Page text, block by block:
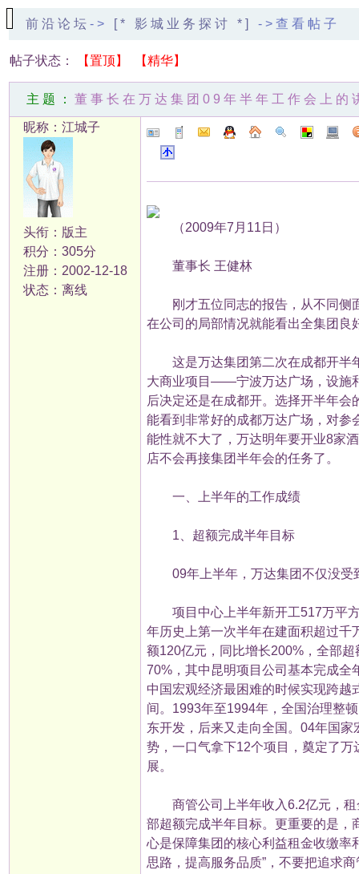
前沿论坛 -> [* 影城业务探讨 *] ->查看帖子
帖子状态： 【置顶】 【精华】
主题： 董事长在万达集团09年半年工作会上的
昵称：江城子
头衔：版主
积分：305分
注册：2002-12-18
状态：离线
（2009年7月11日）
董事长 王健林
刚才五位同志的报告，从不同侧面
在公司的局部情况就能看出全集团良
这是万达集团第二次在成都开半年
大商业项目——宁波万达广场，设施
后决定还是在成都开。选择开半年
能看到非常好的成都万达广场，对参
能性就不大了，万达明年要开业8家
店不会再接集团半年会的任务了。
一、上半年的工作成绩
1、超额完成半年目标
09年上半年，万达集团不仅没受
项目中心上半年新开工517万平方
年历史上第一次半年在建面积超过千
额120亿元，同比增长200%，全部
70%，其中昆明项目公司基本完成全
中国宏观经济最困难的时候实现跨
间。1993年至1994年，全国治理整
东开发，后来又走向全国。04年国
势，一口气拿下12个项目，奠定了
展。
商管公司上半年收入6.2亿元，租
部超额完成半年目标。更重要的是，
心是保障集团的核心利益租金收缴率
思路，提高服务品质”，不要把追求